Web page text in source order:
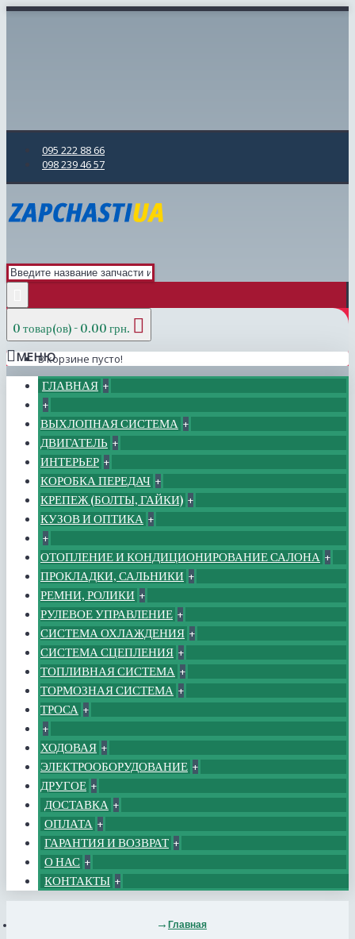
095 222 88 66
098 239 46 57
0 товар(ов) - 0.00 грн.
В корзине пусто!
МЕНЮ
ГЛАВНАЯ +
+
ВЫХЛОПНАЯ СИСТЕМА +
ДВИГАТЕЛЬ +
ИНТЕРЬЕР +
КОРОБКА ПЕРЕДАЧ +
КРЕПЕЖ (БОЛТЫ, ГАЙКИ) +
КУЗОВ И ОПТИКА +
+
ОТОПЛЕНИЕ И КОНДИЦИОНИРОВАНИЕ САЛОНА +
ПРОКЛАДКИ, САЛЬНИКИ +
РЕМНИ, РОЛИКИ +
РУЛЕВОЕ УПРАВЛЕНИЕ +
СИСТЕМА ОХЛАЖДЕНИЯ +
СИСТЕМА СЦЕПЛЕНИЯ +
ТОПЛИВНАЯ СИСТЕМА +
ТОРМОЗНАЯ СИСТЕМА +
ТРОСА +
+
ХОДОВАЯ +
ЭЛЕКТРООБОРУДОВАНИЕ +
ДРУГОЕ +
ДОСТАВКА +
ОПЛАТА +
ГАРАНТИЯ И ВОЗВРАТ +
О НАС +
КОНТАКТЫ +
Главная